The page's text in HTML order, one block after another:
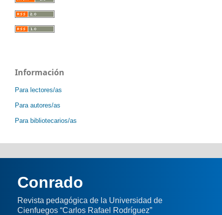
Información
Para lectores/as
Para autores/as
Para bibliotecarios/as
Conrado
Revista pedagógica de la Universidad de
Cienfuegos “Carlos Rafael Rodríguez”